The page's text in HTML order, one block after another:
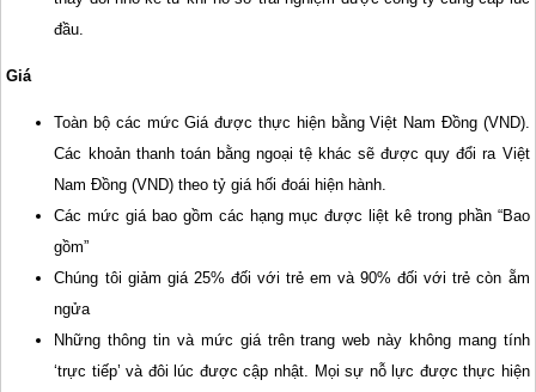
đầu.
Giá
Toàn bộ các mức Giá được thực hiện bằng Việt Nam Đồng (VND).
Các khoản thanh toán bằng ngoại tệ khác sẽ được quy đổi ra Việt
Nam Đồng (VND) theo tỷ giá hối đoái hiện hành.
Các mức giá bao gồm các hạng mục được liệt kê trong phần “Bao
gồm”
Chúng tôi giảm giá 25% đối với trẻ em và 90% đối với trẻ còn ẵm
ngửa
Những thông tin và mức giá trên trang web này không mang tính
‘trực tiếp’ và đôi lúc được cập nhật. Mọi sự nỗ lực được thực hiện